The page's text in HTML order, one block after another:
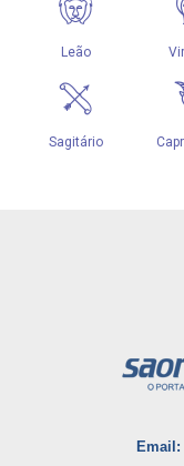
Email: